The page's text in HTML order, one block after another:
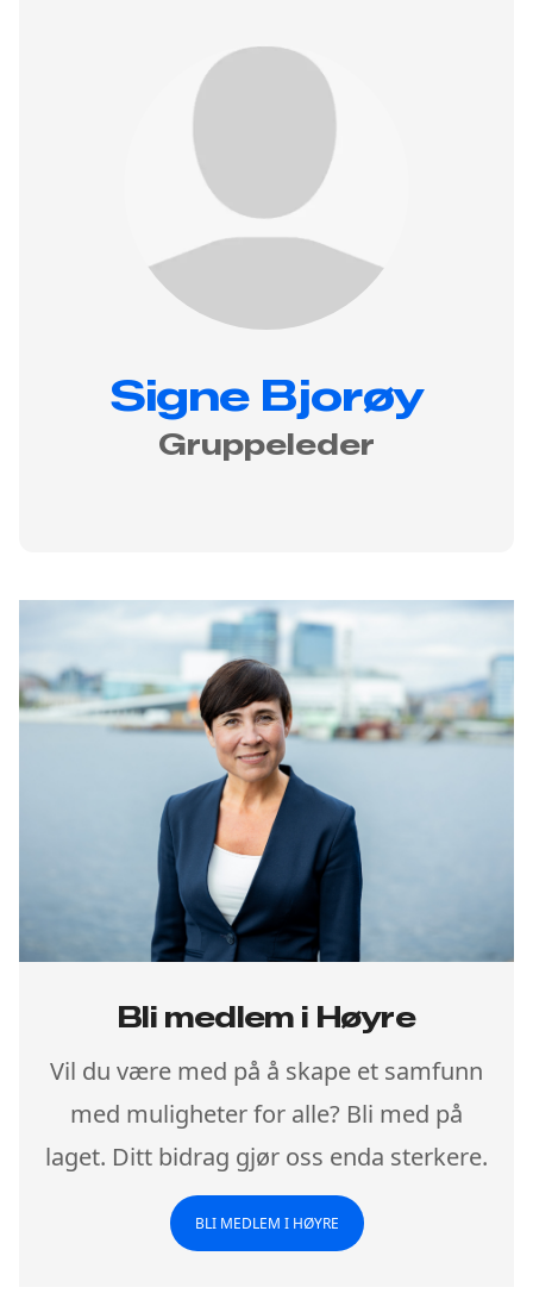
Signe Bjorøy
Gruppeleder
Bli medlem i Høyre
Vil du være med på å skape et samfunn
med muligheter for alle? Bli med på
laget. Ditt bidrag gjør oss enda sterkere.
BLI MEDLEM I HØYRE